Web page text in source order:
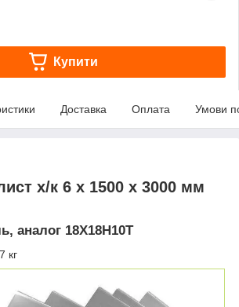
Купити
Доставка Оплата Умови
х/к 6 х 1500 х 3000 мм
аналог 18Х18Н10Т
кг